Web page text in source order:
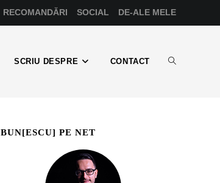
RECOMANDĂRI SOCIAL DE-ALE MELE
SCRIU DESPRE CONTACT
BUN[ESCU] PE NET